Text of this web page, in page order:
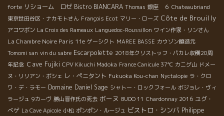
forte リショーム ロゼ Bistro BIANCARA Thomas 銀座 ６ Chateaubriand
東京世田谷区・ナカモトさん François Ecot マリー・ローズ Côte de Brouilly
アコワボン La Croix des Rameaux Languedoc-Roussillon ワイン作家・リンさん
La Chambre Noire Paris 11e ゲーシクト MAREE BASSE カウゾン醸造元
Tomomi san vin du sabre Escarpolette 2018年クリストッフ・パカレ収穫20周
年記念 Ｃave Fujiki CPV Kikuchi Madoka France Canicule 37℃ カニグ山 ドメー
ヌ・リリアン・ボシェ レ・ぺニタント Fukuoka Kou-chan Nyctalopie ラ・クロ
ワ・デ・ラモー Domaine Daniel Sage シャトー・ロックフォール ボジョレ・ヴィ
ラージュ 9カーヴ 勝山晋作氏の死去 ボーヌ BUDO 11 Chardonnay 2016 ユグ・
べゲ La Cave Apicole 小松 ポンポン・ルージュ ビストロ・シンバ Philippe